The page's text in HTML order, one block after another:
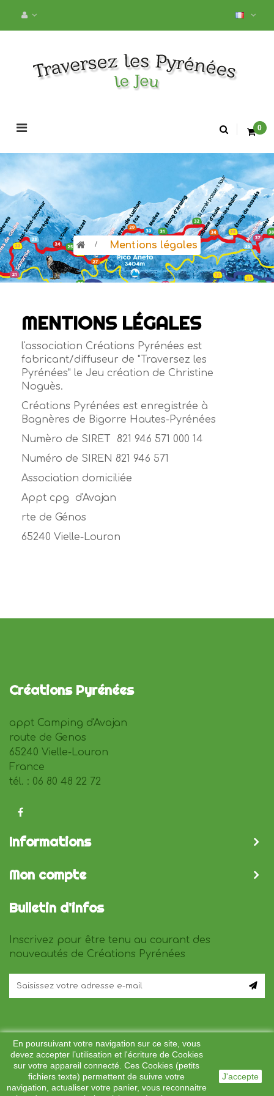
Basculer
navigation
0
> Mentions légales
MENTIONS LÉGALES
l'association Créations Pyrénées est
fabricant/diffuseur de "Traversez les
Pyrénées" le Jeu création de Christine
Noguès.
Créations Pyrénées est enregistrée à
Bagnères de Bigorre Hautes-Pyrénées
Numèro de SIRET 821 946 571 000 14
Numéro de SIREN 821 946 571
Association domiciliée
Appt cpg d'Avajan
rte de Génos
65240 Vielle-Louron
Créations Pyrénées
appt Camping d'Avajan
route de Genos
65240 Vielle-Louron
France
tél. : 06 80 48 22 72
Informations
Mon compte
Bulletin d'infos
Inscrivez pour être tenu au courant des
nouveautés de Créations Pyrénées
© création :Pascal Barde - cafesolo.fr
En poursuivant votre navigation sur ce site, vous
devez accepter l’utilisation et l'écriture de Cookies
sur votre appareil connecté. Ces Cookies (petits
fichiers texte) permettent de suivre votre
navigation, actualiser votre panier, vous reconnaitre
J'accepte